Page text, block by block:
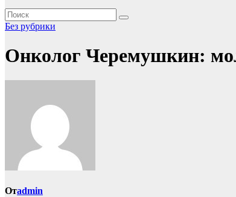
Без рубрики
Онколог Черемушкин:
Отadmin